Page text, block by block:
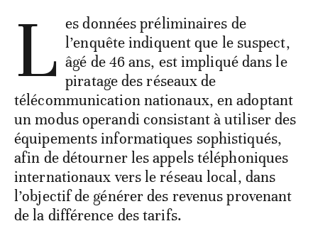
L es données préliminaires de
l’enquête indiquent que le suspect,
âgé de 46 ans, est impliqué dans le
piratage des réseaux de
télécommunication nationaux, en adoptant
un modus operandi consistant à utiliser des
équipements informatiques sophistiqués,
afin de détourner les appels téléphoniques
internationaux vers le réseau local, dans
l’objectif de générer des revenus provenant
de la différence des tarifs.